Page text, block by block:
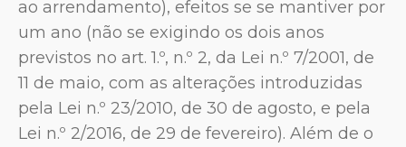
ao arrendamento), efeitos se se mantiver por
um ano (não se exigindo os dois anos
previstos no art. 1.º, n.º 2, da Lei n.º 7/2001, de
11 de maio, com as alterações introduzidas
pela Lei n.º 23/2010, de 30 de agosto, e pela
Lei n.º 2/2016, de 29 de fevereiro). Além de o